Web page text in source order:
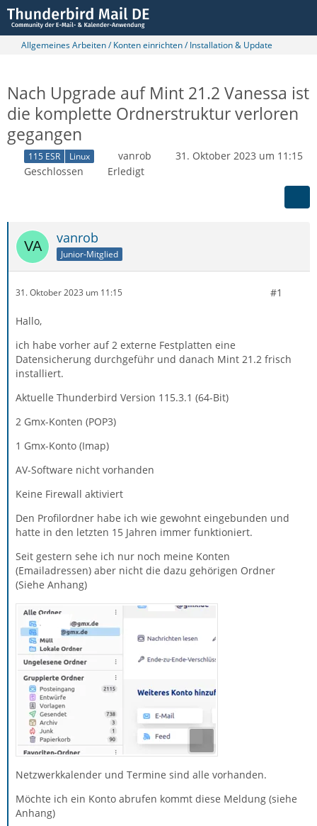
Allgemeines Arbeiten / Konten einrichten / Installation & Update
Nach Upgrade auf Mint 21.2 Vanessa ist
die komplette Ordnerstruktur verloren
gegangen
115 ESR Linux vanrob
31. Oktober 2023 um 11:15
Geschlossen
Erledigt
vanrob
Junior-Mitglied
31. Oktober 2023 um 11:15 #1
Hallo,
ich habe vorher auf 2 externe Festplatten eine
Datensicherung durchgeführ und danach Mint 21.2 frisch
installiert.
Aktuelle Thunderbird Version 115.3.1 (64-Bit)
2 Gmx-Konten (POP3)
1 Gmx-Konto (Imap)
AV-Software nicht vorhanden
Keine Firewall aktiviert
Den Profilordner habe ich wie gewohnt eingebunden und
hatte in den letzten 15 Jahren immer funktioniert.
Seit gestern sehe ich nur noch meine Konten
(Emailadressen) aber nicht die dazu gehörigen Ordner
(Siehe Anhang)
Netzwerkkalender und Termine sind alle vorhanden.
Möchte ich ein Konto abrufen kommt diese Meldung (siehe
Anhang)